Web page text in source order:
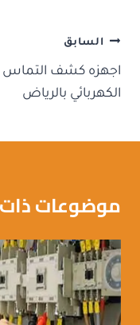
تصفّح
المقالات
السابق
اجهزه كشف التماس
الكهربائي بالرياض
موضوعات